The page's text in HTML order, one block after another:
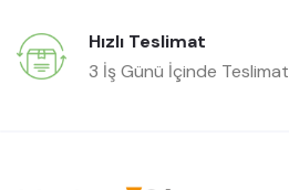
Hızlı Teslimat
3 İş Günü İçinde Teslimat